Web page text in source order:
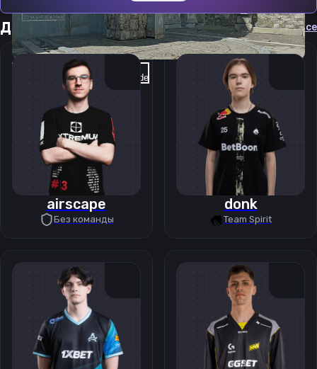
Previous slide Next slide
Другие прицелы Cмотреть все
airscape
Без команды
donk
Team Spirit